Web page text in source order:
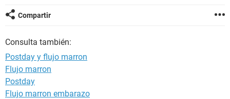
Compartir
Consulta también:
Postday y flujo marron
Flujo marron
Postday
Flujo marron embarazo